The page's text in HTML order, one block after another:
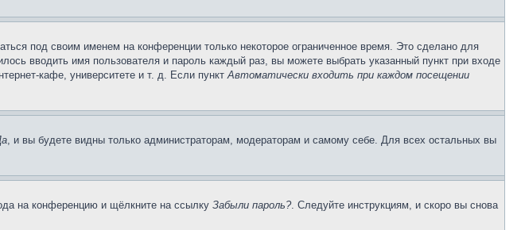
под своим именем на конференции только некоторое ограниченное время. Это сделано для
вводить имя пользователя и пароль каждый раз, вы можете выбрать указанный пункт при входе
кафе, университете и т. д. Если пунктАвтоматически входить при каждом посещении
, и вы будете видны только администраторам, модераторам и самому себе. Для всех остальных вы
на конференцию и щёлкните на ссылку Забыли пароль?. Следуйте инструкциям, и скоро вы снова